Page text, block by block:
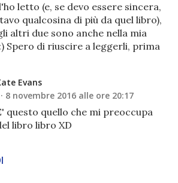
letto (e, se devo essere sincera,
qualcosina di più da quel libro),
altri due sono anche nella mia
Spero di riuscire a leggerli, prima
Evans
8 novembre 2016 alle ore 20:17
questo quello che mi preoccupa
libro libro XD